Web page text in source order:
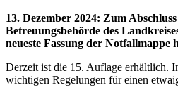
13. Dezember 2024: Zum
Betreuungsbehörde des
neueste Fassung der Notfallmappe
Derzeit ist die 15. Auflage erhältlich.
wichtigen Regelungen für einen